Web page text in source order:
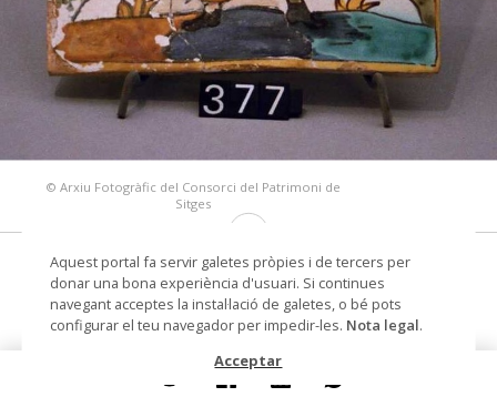
© Arxiu Fotogràfic del Consorci del Patrimoni de
Sitges
Músic tocant el violoncel (tipus de la
palmeta)
rajola d'arts i oficis
Aquest portal fa servir galetes pròpies i de tercers per
donar una bona experiència d'usuari. Si continues
navegant acceptes la instal·lació de galetes, o bé pots
configurar el teu navegador per impedir-les. Nota legal.
Acceptar